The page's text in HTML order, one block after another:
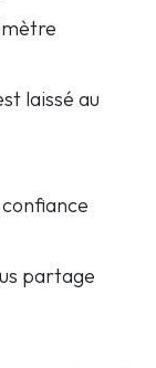
laissé au
partage